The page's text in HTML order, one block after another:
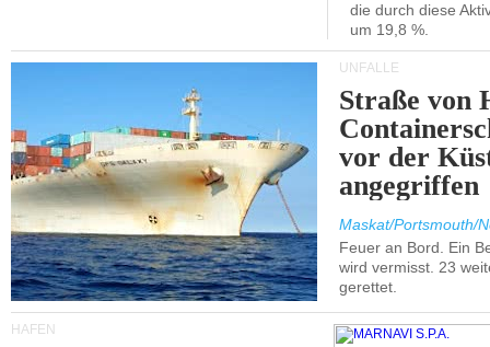
die durch diese
um 19,8 %.
UNFÄLLE
Straße von
vor der
angegriffen
Maskat/Portsmouth/
Feuer an Bord. Ein
wird vermisst. 23
gerettet.
HÄFEN